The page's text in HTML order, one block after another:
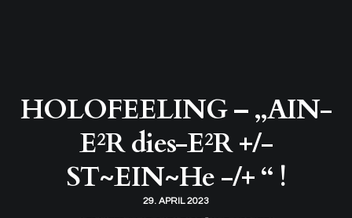
HOLOFEELING – „AIN-
E²R dies-E²R +/-
ST~EIN~He -/+ “ !
29. APRIL 2023